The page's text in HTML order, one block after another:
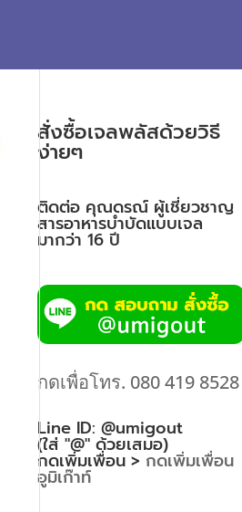
สั่งซื้อเจลพลัสด้วยวิธี
ง่ายๆ
ติดต่อ คุณดรณ์ ผู้เชี่ยวชาญ
สารอาหารบำบัดแบบเจล
มากว่า 16 ปี
กดเพื่อโทร. 080 419 8528
Line ID: @umigout
(ใส่ "@" ด้วยเสมอ)
กดเพิ่มเพื่อน > กดเพิ่มเพื่อน
อูมิเก๊าท์